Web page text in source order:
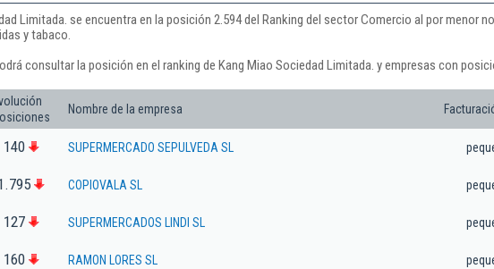
Limitada. se encuentra en la posición 2.594 del Ranking del sector Comercio al por menor
y tabaco.
consultar la posición en el ranking de Kang Miao Sociedad Limitada. y empresas con
Nombre de la empresa
140 SUPERMERCADO SEPULVEDA SL
COPIOVALA SL
127 SUPERMERCADOS LINDI SL
160 RAMON LORES SL